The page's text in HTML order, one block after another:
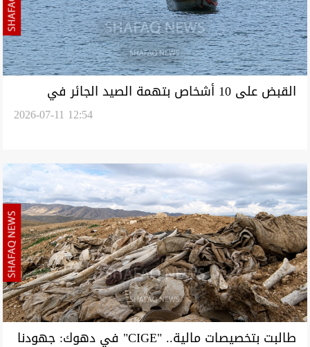
القبض على 10 أشخاص بتهمة الصيد الجائر في
2026-07-11 12:54
طالبت بتخصيصات مالية.. "CIGE" في دهوك: جهودنا